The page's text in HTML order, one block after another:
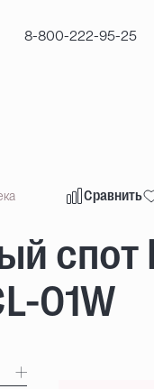
8-800-222-95-25
Сравнить
спот
01W